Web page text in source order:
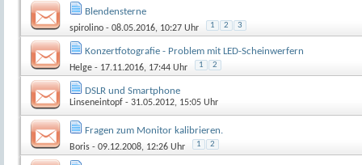
Blendensterne
spirolino - 08.05.2016, 10:27 Uhr 1 2 3
Konzertfotografie - Problem mit LED-Scheinwerfern
Helge - 17.11.2016, 17:44 Uhr 1 2
DSLR und Smartphone
Linseneintopf - 31.05.2012, 15:05 Uhr
Fragen zum Monitor kalibrieren.
Boris - 09.12.2008, 12:26 Uhr 1 2